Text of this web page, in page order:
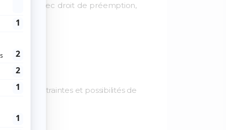
zones avec droit de préemption,
?
des contraintes et possibilités de